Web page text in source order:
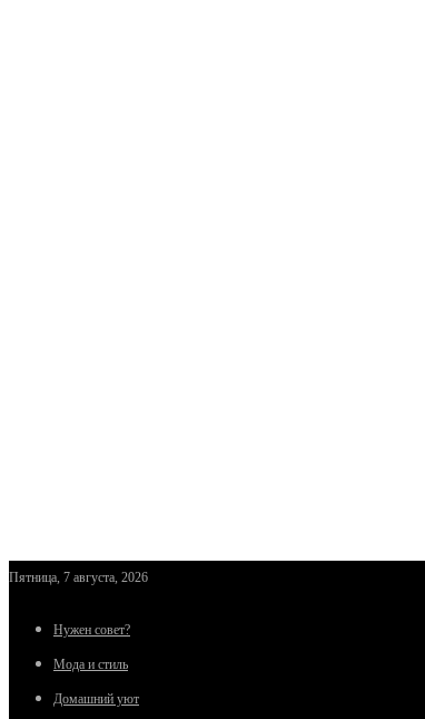
Пятница, 7 августа, 2026
Нужен совет?
Мода и стиль
Домашний уют